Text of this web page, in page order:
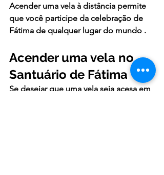
Acender uma vela à distância permite
que você participe da celebração de
Fátima de qualquer lugar do mundo .
Acender uma vela no
Santuário de Fátima
Se desejar que uma vela seja acesa em